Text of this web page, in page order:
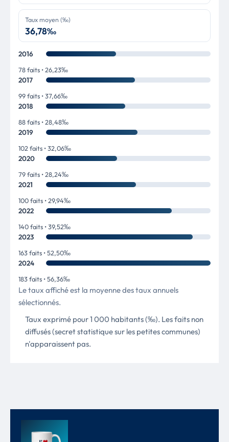
Taux moyen (‰)
36,78‰
2016
78 faits • 26,23‰
2017
99 faits • 37,66‰
2018
88 faits • 28,48‰
2019
102 faits • 32,06‰
2020
79 faits • 28,24‰
2021
100 faits • 29,94‰
2022
140 faits • 39,52‰
2023
163 faits • 52,50‰
2024
183 faits • 56,36‰
Le taux affiché est la moyenne des taux annuels
sélectionnés.
Taux exprimé pour 1 000 habitants (‰). Les faits non
diffusés (secret statistique sur les petites communes)
n'apparaissent pas.